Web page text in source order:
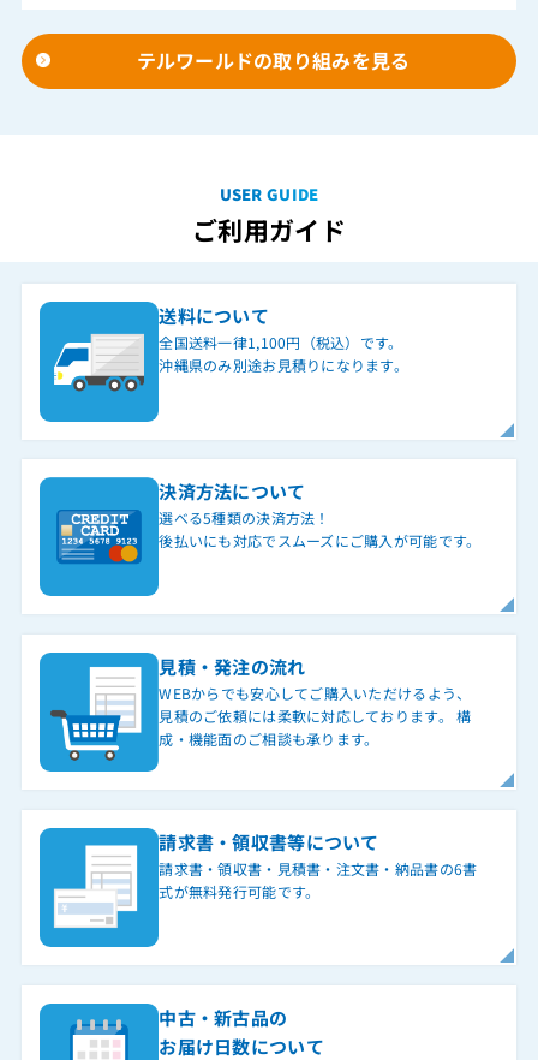
テルワールドの取り組みを見る
USER GUIDE
ご利用ガイド
送料について
全国送料一律1,100円（税込）です。
沖縄県のみ別途お見積りになります。
決済方法について
選べる5種類の決済方法！
後払いにも対応でスムーズにご購入が可能です。
見積・発注の流れ
WEBからでも安心してご購入いただけるよう、
見積のご依頼には柔軟に対応しております。 構
成・機能面のご相談も承ります。
請求書・領収書等について
請求書・領収書・見積書・注文書・納品書の6書
式が無料発行可能です。
中古・新古品の
お届け日数について